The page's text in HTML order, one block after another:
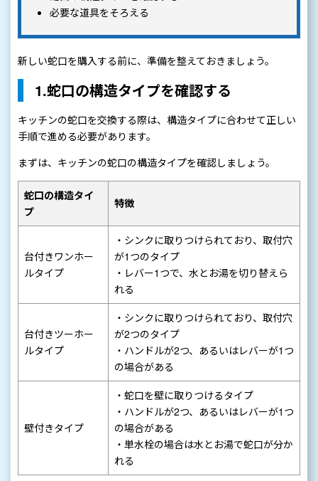
必要な道具をそろえる
新しい蛇口を購入する前に、準備を整えておきましょう。
1.蛇口の構造タイプを確認する
キッチンの蛇口を交換する際は、構造タイプに合わせて正しい
手順で進める必要があります。
まずは、キッチンの蛇口の構造タイプを確認しましょう。
蛇口の構造タイ
プ
特徴
台付きワンホー
ルタイプ
・シンクに取りつけられており、取付穴
が1つのタイプ
・レバー1つで、水とお湯を切り替えら
れる
台付きツーホー
ルタイプ
・シンクに取りつけられており、取付穴
が2つのタイプ
・ハンドルが2つ、あるいはレバーが1つ
の場合がある
壁付きタイプ
・蛇口を壁に取りつけるタイプ
・ハンドルが2つ、あるいはレバーが1つ
の場合がある
・単水栓の場合は水とお湯で蛇口が分か
れる